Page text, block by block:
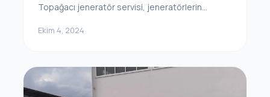
Topağacı jeneratör servisi, jeneratörlerin...
Ekim 4, 2024